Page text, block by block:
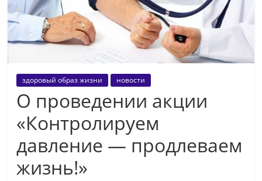
здоровый образ жизни новости
О проведении акции
«Контролируем
давление — продлеваем
жизнь!»